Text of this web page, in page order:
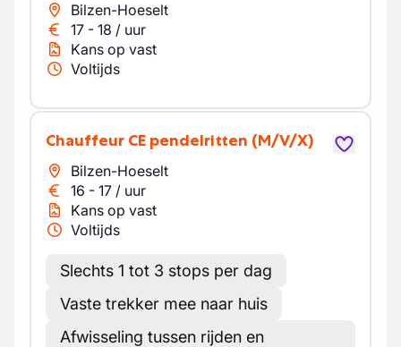
Bilzen-Hoeselt
17 - 18 / uur
Kans op vast
Voltijds
Chauffeur CE pendelritten (M/V/X)
Bilzen-Hoeselt
16 - 17 / uur
Kans op vast
Voltijds
Slechts 1 tot 3 stops per dag
Vaste trekker mee naar huis
Afwisseling tussen rijden en